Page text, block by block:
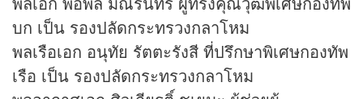
บก เป็น รองปลัดกระทรวงกลาโหม
พลเรือเอก อนุทัย รัตตะรังสี ที่ปรึกษาพิเศษกองทัพ
เรือ เป็น รองปลัดกระทรวงกลาโหม